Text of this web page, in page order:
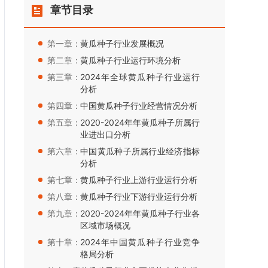
章节目录
第一章：黄瓜种子行业发展概况
第二章：黄瓜种子行业运行环境分析
第三章： 2024年全球黄瓜种子行业运行
分析
第四章：中国黄瓜种子行业经营情况分析
第五章： 2020-2024年年黄瓜种子所属行
业进出口分析
第六章：中国黄瓜种子所属行业经济指标
分析
第七章：黄瓜种子行业上游行业运行分析
第八章：黄瓜种子行业下游行业运行分析
第九章： 2020-2024年年黄瓜种子行业各
区域市场概况
第十章： 2024年中国黄瓜种子行业竞争
格局分析